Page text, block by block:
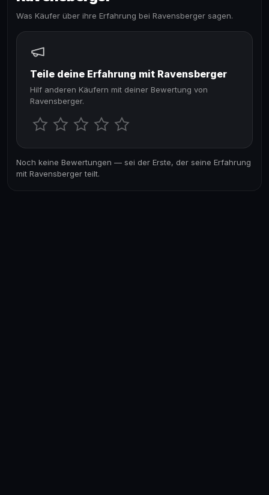
Was Käufer über ihre Erfahrung bei Ravensberger sagen.
Teile deine Erfahrung mit Ravensberger
Hilf anderen Käufern mit deiner Bewertung von
Ravensberger.
Noch keine Bewertungen — sei der Erste, der seine Erfahrung
mit Ravensberger teilt.